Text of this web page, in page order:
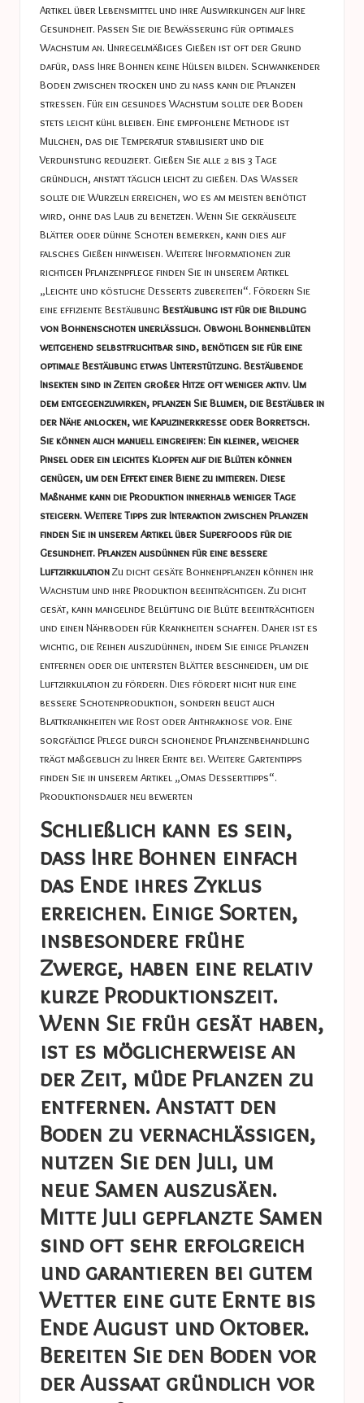
Artikel über Lebensmittel und ihre Auswirkungen auf Ihre
Gesundheit. Passen Sie die Bewässerung für optimales
Wachstum an. Unregelmäßiges Gießen ist oft der Grund
dafür, dass Ihre Bohnen keine Hülsen bilden. Schwankender
Boden zwischen trocken und zu nass kann die Pflanzen
stressen. Für ein gesundes Wachstum sollte der Boden
stets leicht kühl bleiben. Eine empfohlene Methode ist
Mulchen, das die Temperatur stabilisiert und die
Verdunstung reduziert. Gießen Sie alle 2 bis 3 Tage
gründlich, anstatt täglich leicht zu gießen. Das Wasser
sollte die Wurzeln erreichen, wo es am meisten benötigt
wird, ohne das Laub zu benetzen. Wenn Sie gekräuselte
Blätter oder dünne Schoten bemerken, kann dies auf
falsches Gießen hinweisen. Weitere Informationen zur
richtigen Pflanzenpflege finden Sie in unserem Artikel
„Leichte und köstliche Desserts zubereiten“. Fördern Sie
eine effiziente Bestäubung Bestäubung ist für die Bildung
von Bohnenschoten unerlässlich. Obwohl Bohnenblüten
weitgehend selbstfruchtbar sind, benötigen sie für eine
optimale Bestäubung etwas Unterstützung. Bestäubende
Insekten sind in Zeiten großer Hitze oft weniger aktiv. Um
dem entgegenzuwirken, pflanzen Sie Blumen, die Bestäuber in
der Nähe anlocken, wie Kapuzinerkresse oder Borretsch.
Sie können auch manuell eingreifen: Ein kleiner, weicher
Pinsel oder ein leichtes Klopfen auf die Blüten können
genügen, um den Effekt einer Biene zu imitieren. Diese
Maßnahme kann die Produktion innerhalb weniger Tage
steigern. Weitere Tipps zur Interaktion zwischen Pflanzen
finden Sie in unserem Artikel über Superfoods für die
Gesundheit. Pflanzen ausdünnen für eine bessere
LuftzirkulationZu dicht gesäte Bohnenpflanzen können ihr
Wachstum und ihre Produktion beeinträchtigen. Zu dicht
gesät, kann mangelnde Belüftung die Blüte beeinträchtigen
und einen Nährboden für Krankheiten schaffen. Daher ist es
wichtig, die Reihen auszudünnen, indem Sie einige Pflanzen
entfernen oder die untersten Blätter beschneiden, um die
Luftzirkulation zu fördern. Dies fördert nicht nur eine
bessere Schotenproduktion, sondern beugt auch
Blattkrankheiten wie Rost oder Anthraknose vor. Eine
sorgfältige Pflege durch schonende Pflanzenbehandlung
trägt maßgeblich zu Ihrer Ernte bei. Weitere Gartentipps
finden Sie in unserem Artikel „Omas Desserttipps“.
Produktionsdauer neu bewerten
Schließlich kann es sein,
dass Ihre Bohnen einfach
das Ende ihres Zyklus
erreichen. Einige Sorten,
insbesondere frühe
Zwerge, haben eine relativ
kurze Produktionszeit.
Wenn Sie früh gesät haben,
ist es möglicherweise an
der Zeit, müde Pflanzen zu
entfernen. Anstatt den
Boden zu vernachlässigen,
nutzen Sie den Juli, um
neue Samen auszusäen.
Mitte Juli gepflanzte Samen
sind oft sehr erfolgreich
und garantieren bei gutem
Wetter eine gute Ernte bis
Ende August und Oktober.
Bereiten Sie den Boden vor
der Aussaat gründlich vor